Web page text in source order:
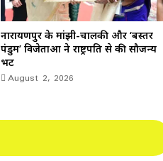
नारायणपुर के मांझी-चालकी और ‘बस्तर
पंडुम’ विजेताओं ने राष्ट्रपति से की सौजन्य
भेंट
August 2, 2026